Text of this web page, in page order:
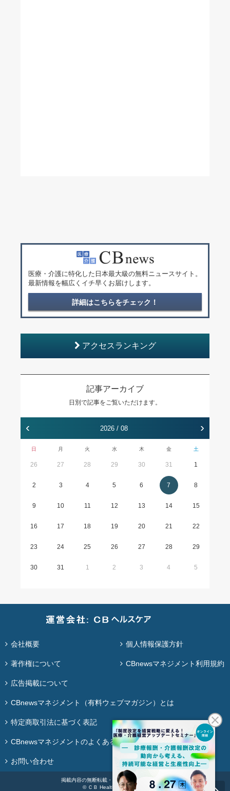
医療・介護に特化した日本最大級の無料ニュースサイト。
最新情報を幅広くイチ早くお届けします。
詳細はこちらをチェック！
アクセスランキング
記事アーカイブ
日別で記事をご覧いただけます。
‹ 2026 / 08 ›
日 月 火 水 木 金 土
26 27 28 29 30 31 1
2 3 4 5 6 7 8
9 10 11 12 13 14 15
16 17 18 19 20 21 22
23 24 25 26 27 28 29
30 31 1 2 3 4 5
会社概要 個人情報保護方針
著作権について CBnewsマネジメント利用規約
広告掲載について
CBnewsマネジメント（有料ウェブマガジン）とは
特定商取引法に基づく表記
CBnewsマネジメントのよくある質問
お問い合わせ
掲載内容の無断転載・再配布は固く禁じます。
© ＣＢ Healthcare Co., Ltd.